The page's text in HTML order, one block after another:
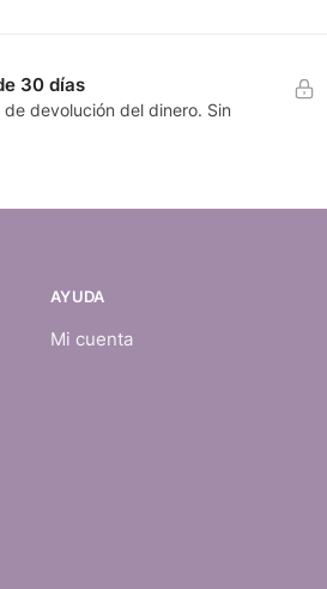
30 días
devolución del dinero. Sin
AYUDA
Mi cuenta